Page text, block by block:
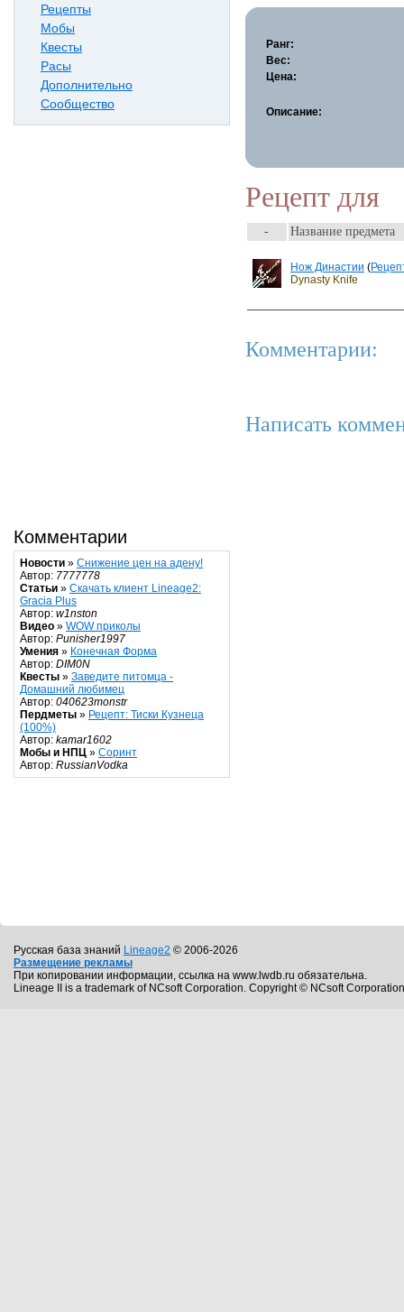
Рецепты
Мобы
Квесты
Расы
Дополнительно
Сообщество
Комментарии
Новости » Снижение цен на адену!
Автор: 7777778
Статьи » Скачать клиент Lineage2:
Gracia Plus
Автор: w1nston
Видео » WOW приколы
Автор: Punisher1997
Умения » Конечная Форма
Автор: DIM0N
Квесты » Заведите питомца -
Домашний любимец
Автор: 040623monstr
Пердметы » Рецепт: Тиски Кузнеца
(100%)
Автор: kamar1602
Мобы и НПЦ » Соринт
Автор: RussianVodka
Ранг:
Вес:
Цена:
Описание:
Рецепт для
- Название предмета
Нож Династии (
Dynasty Knife
Комментарии:
Написать
Русская база знаний Lineage2 © 2006-2026
Размещение рекламы
При копировании информации, ссылка на www.lwdb.ru обязательна.
Lineage II is a trademark of NCsoft Corporation. Copyright © NCsoft